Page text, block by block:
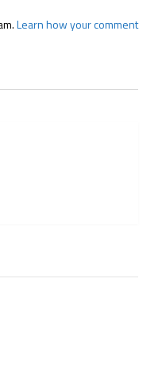
Learn how your comment